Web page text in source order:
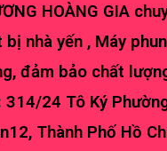
HOÀNG GIA
bị nhà yến , Máy
đảm bảo chất
24 Tô Ký
Thành Phố Hồ